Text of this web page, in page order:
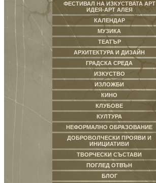
ФЕСТИВАЛ НА ИЗКУСТВАТА АРТ
ИДЕЯ-АРТ АЛЕЯ
КАЛЕНДАР
МУЗИКА
ТЕАТЪР
АРХИТЕКТУРА И ДИЗАЙН
ГРАДСКА СРЕДА
ИЗКУСТВО
ИЗЛОЖБИ
КИНО
КЛУБОВЕ
КУЛТУРА
НЕФОРМАЛНО ОБРАЗОВАНИЕ
ДОБРОВОЛЧЕСКИ ПРОЯВИ И
ИНИЦИАТИВИ
ТВОРЧЕСКИ СЪСТАВИ
ПОГЛЕД ОТВЪН
БЛОГ